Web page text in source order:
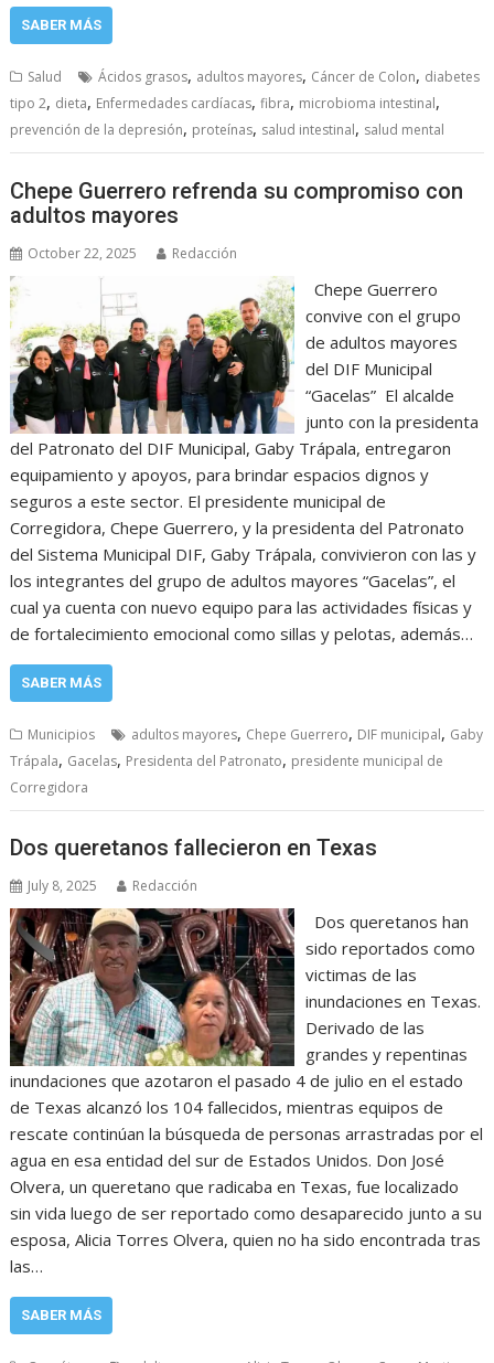
SABER MÁS
Salud Ácidos grasos, adultos mayores, Cáncer de Colon, diabetes
tipo 2, dieta, Enfermedades cardíacas,fibra, microbioma intestinal,
prevención de la depresión, proteínas, salud intestinal, salud mental
Chepe Guerrero refrenda su compromiso con
adultos mayores
October 22, 2025 Redacción
Chepe Guerrero
convive con el grupo
de adultos mayores
del DIF Municipal
“Gacelas” El alcalde
junto con la presidenta
del Patronato del DIF Municipal, Gaby Trápala, entregaron
equipamiento y apoyos, para brindar espacios dignos y
seguros a este sector. El presidente municipal de
Corregidora, Chepe Guerrero, y la presidenta del Patronato
del Sistema Municipal DIF, Gaby Trápala, convivieron con las y
los integrantes del grupo de adultos mayores “Gacelas”, el
cual ya cuenta con nuevo equipo para las actividades físicas y
de fortalecimiento emocional como sillas y pelotas, además…
SABER MÁS
Municipios adultos mayores, Chepe Guerrero, DIF municipal, Gaby
Trápala, Gacelas, Presidenta del Patronato, presidente municipal de
Corregidora
Dos queretanos fallecieron en Texas
July 8, 2025 Redacción
Dos queretanos han
sido reportados como
victimas de las
inundaciones en Texas.
Derivado de las
grandes y repentinas
inundaciones que azotaron el pasado 4 de julio en el estado
de Texas alcanzó los 104 fallecidos, mientras equipos de
rescate continúan la búsqueda de personas arrastradas por el
agua en esa entidad del sur de Estados Unidos. Don José
Olvera, un queretano que radicaba en Texas, fue localizado
sin vida luego de ser reportado como desaparecido junto a su
esposa, Alicia Torres Olvera, quien no ha sido encontrada tras
las…
SABER MÁS